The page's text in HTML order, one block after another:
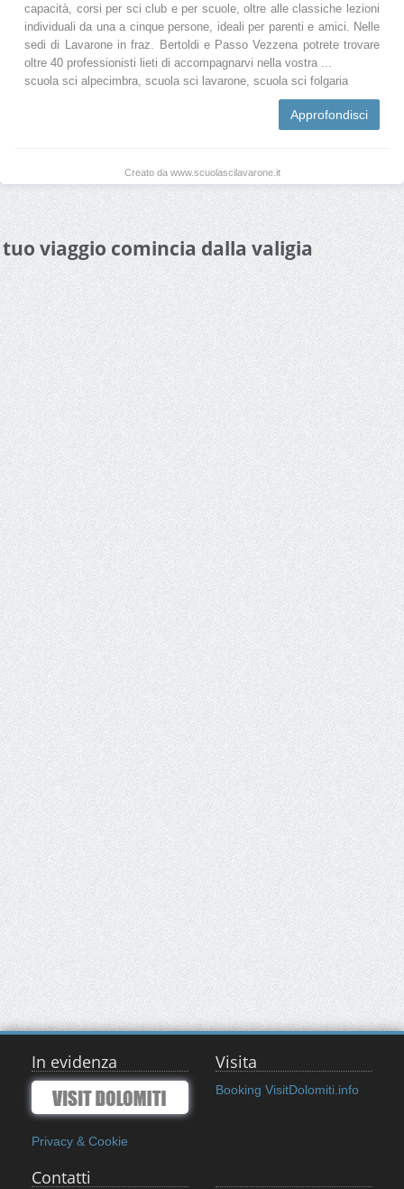
capacità, corsi per sci club e per scuole, oltre alle classiche lezioni
individuali da una a cinque persone, ideali per parenti e amici. Nelle
sedi di Lavarone in fraz. Bertoldi e Passo Vezzena potrete trovare
oltre 40 professionisti lieti di accompagnarvi nella vostra ...
scuola sci alpecimbra, scuola sci lavarone, scuola sci folgaria
Approfondisci
Creato da www.scuolascilavarone.it
viaggio comincia dalla valigia
In evidenza
Privacy & Cookie
Visita
Booking VisitDolomiti.info
Contatti